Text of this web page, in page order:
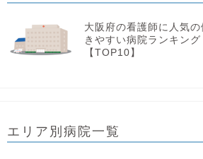
大阪府の看護師に人気の
きやすい病院ランキング
【TOP10】
エリア別病院一覧